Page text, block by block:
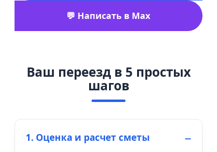
💬 Написать в Max
Ваш переезд в 5 простых
шагов
1. Оценка и расчет сметы